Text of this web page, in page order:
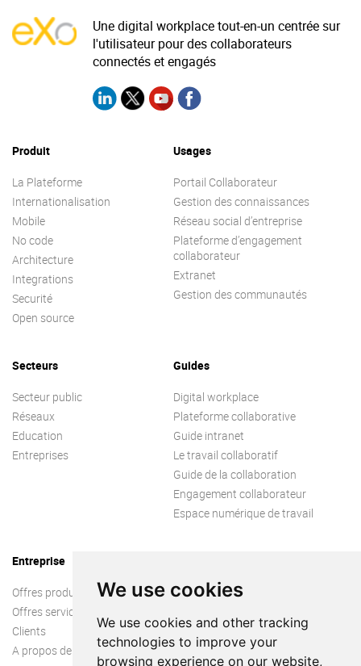
We use cookies
We use cookies and other tracking
technologies to improve your
browsing experience on our website,
Une digital workplace tout-en-un centrée sur
l'utilisateur pour des collaborateurs
connectés et engagés
Produit
La Plateforme
Internationalisation
Mobile
No code
Architecture
Integrations
Securité
Open source
Usages
Portail Collaborateur
Gestion des connaissances
Réseau social d’entreprise
Plateforme d’engagement
collaborateur
Extranet
Gestion des communautés
Secteurs
Secteur public
Réseaux
Education
Entreprises
Guides
Digital workplace
Plateforme collaborative
Guide intranet
Le travail collaboratif
Guide de la collaboration
Engagement collaborateur
Espace numérique de travail
Entreprise
Offres produit
Offres services
Clients
A propos de nous